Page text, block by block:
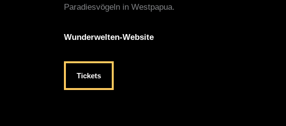
Paradiesvögeln in Westpapua.
Wunderwelten-Website
Tickets